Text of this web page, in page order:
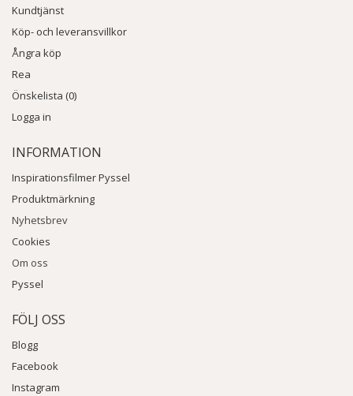
Kundtjänst
Köp- och leveransvillkor
Ångra köp
Rea
Önskelista (0)
Logga in
INFORMATION
Inspirationsfilmer Pyssel
Produktmärkning
Nyhetsbrev
Cookies
Om oss
Pyssel
FÖLJ OSS
Blogg
Facebook
Instagram